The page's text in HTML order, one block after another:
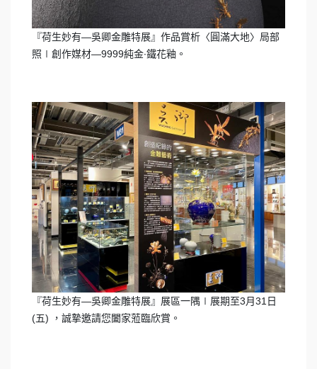
『荷生妙有—吳卿金雕特展』作品賞析〈圓滿大地〉局部
照∣創作媒材—9999純金∙鐵花釉。
『荷生妙有—吳卿金雕特展』展區一隅∣展期至3月31日
(五) ，誠摯邀請您闔家蒞臨欣賞。